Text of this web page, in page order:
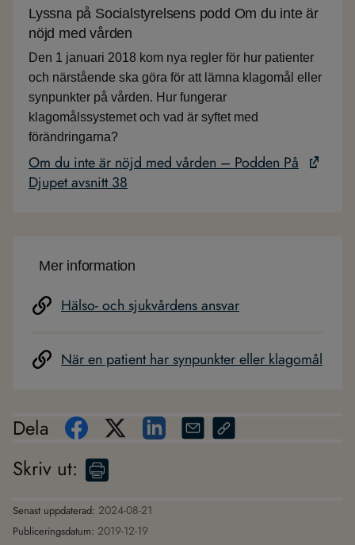
Lyssna på Socialstyrelsens podd Om du inte är
nöjd med vården
Den 1 januari 2018 kom nya regler för hur patienter
och närstående ska göra för att lämna klagomål eller
synpunkter på vården. Hur fungerar
klagomålssystemet och vad är syftet med
förändringarna?
Om du inte är nöjd med vården – Podden På
Djupet avsnitt 38
Mer information
Hälso- och sjukvårdens ansvar
När en patient har synpunkter eller klagomål
Dela
Skriv ut:
Senast uppdaterad: 2024-08-21
Publiceringsdatum: 2019-12-19